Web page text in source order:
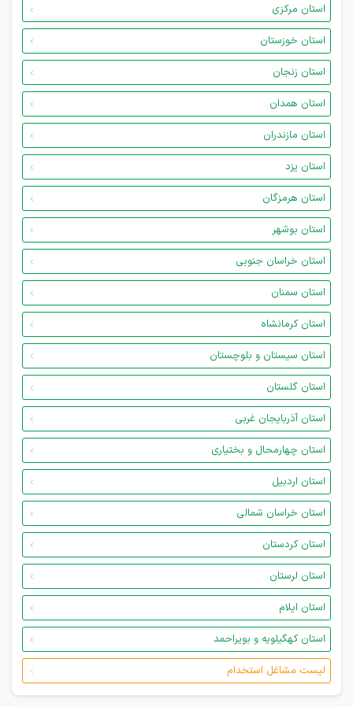
استان مرکزی
استان خوزستان
استان زنجان
استان همدان
استان مازندران
استان یزد
استان هرمزگان
استان بوشهر
استان خراسان جنوبی
استان سمنان
استان کرمانشاه
استان سیستان و بلوچستان
استان گلستان
استان آذربایجان غربی
استان چهارمحال و بختیاری
استان اردبیل
استان خراسان شمالی
استان کردستان
استان لرستان
استان ایلام
استان کهگیلویه و بویراحمد
لیست مشاغل استخدام